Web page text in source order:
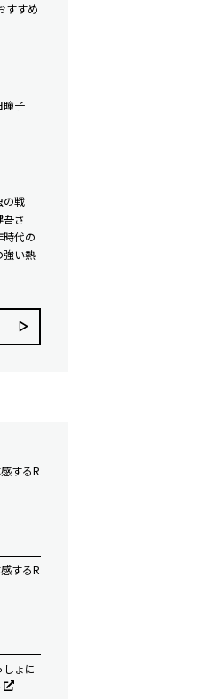
すすめ
子
の戦
さ
代の
強い熱
するR
するR
しょに